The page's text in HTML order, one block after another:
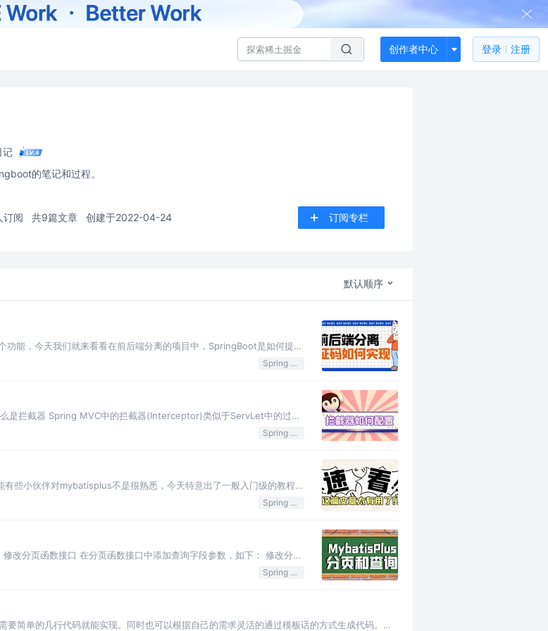
创作者中心 登录 注册
记
的笔记和过程。
订阅 共9篇文章 创建于2022-04-24 订阅专栏
默认顺序
能，今天我们就来看看在前后端分离的项目中，SpringBoot是如何提供
Spring Boot
是拦截器 Spring MVC中的拦截器(Interceptor)类似于ServLet中的过滤
Spring Boot
些小伙伴对mybatisplus不是很熟悉，今天特意出了一般入门级的教程，
Spring Boot
改分页函数接口 在分页函数接口中添加查询字段参数，如下： 修改分页
验 后台日志
Spring Boot
简单的几行代码就能实现。同时也可以根据自己的需求灵活的通过模板话的方式生成代码。下